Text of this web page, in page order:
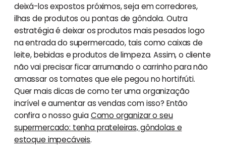
deixá-los expostos próximos, seja em corredores,
ilhas de produtos ou pontas de gôndola. Outra
estratégia é deixar os produtos mais pesados logo
na entrada do supermercado, tais como caixas de
leite, bebidas e produtos de limpeza. Assim, o cliente
não vai precisar ficar arrumando o carrinho para não
amassar os tomates que ele pegou no hortifrúti.
Quer mais dicas de como ter uma organização
incrível e aumentar as vendas com isso? Então
confira o nosso guiaComo organizar o seu
supermercado: tenha prateleiras, gôndolas e
estoque impecáveis.